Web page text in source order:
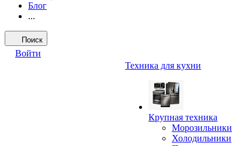
Блог
...
Поиск
Войти
Техника для кухни
Крупная техника
Морозильники
Холодильники